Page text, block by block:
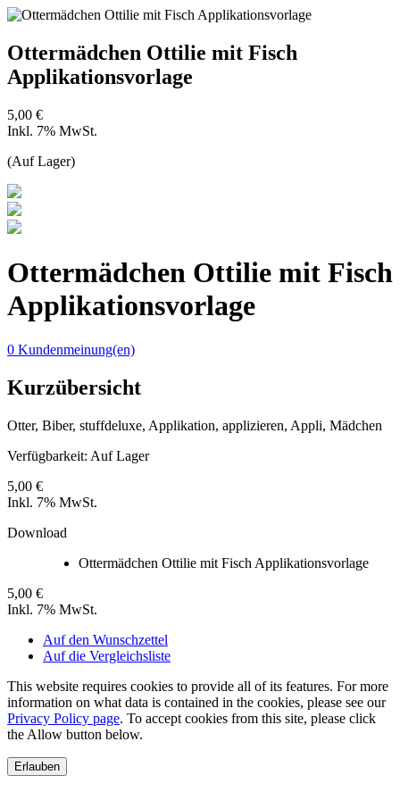
Ottermädchen Ottilie mit Fisch
Applikationsvorlage
5,00 €
Inkl. 7% MwSt.
(Auf Lager)
Ottermädchen Ottilie mit Fisch
Applikationsvorlage
0 Kundenmeinung(en)
Kurzübersicht
Otter, Biber, stuffdeluxe, Applikation, applizieren, Appli, Mädchen
Verfügbarkeit: Auf Lager
5,00 €
Inkl. 7% MwSt.
Download
Ottermädchen Ottilie mit Fisch Applikationsvorlage
5,00 €
Inkl. 7% MwSt.
Auf den Wunschzettel
Auf die Vergleichsliste
This website requires cookies to provide all of its features. For more
information on what data is contained in the cookies, please see our
Privacy Policy page. To accept cookies from this site, please click
the Allow button below.
Erlauben